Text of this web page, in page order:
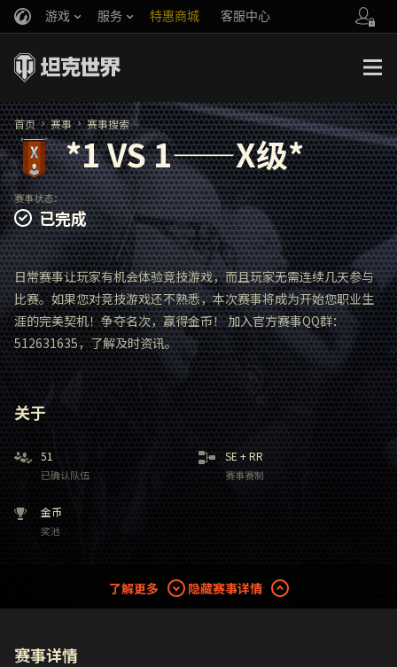
游戏 服务 特惠商城 客服中心
你好，吾久
万圣节
《以战止战》
官方自媒体
首页 赛事 赛事搜索
*1 VS 1——X级*
赛事状态：
已完成
日常赛事让玩家有机会体验竞技游戏，而且玩家无需连续几天参与
比赛。如果您对竞技游戏还不熟悉，本次赛事将成为开始您职业生
涯的完美契机！争夺名次，赢得金币！ 加入官方赛事QQ群：
512631635，了解及时资讯。
关于
51
已确认队伍
SE +RR
赛事赛制
金币
奖池
了解更多 隐藏赛事详情
赛事详情